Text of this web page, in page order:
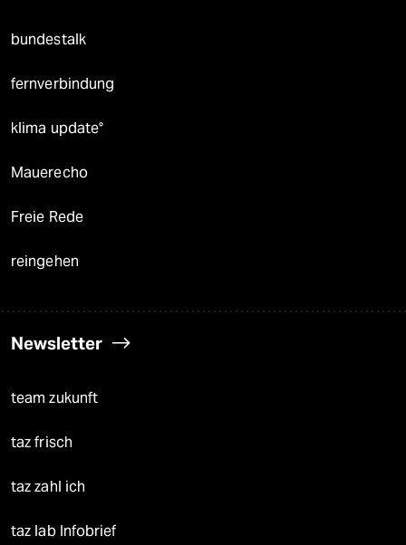
bundestalk
fernverbindung
klima update°
Mauerecho
Freie Rede
reingehen
Newsletter
team zukunft
taz frisch
taz zahl ich
taz lab Infobrief